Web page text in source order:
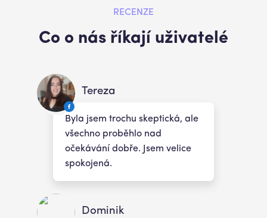
RECENZE
Co o nás říkají uživatelé
Tereza
Byla jsem trochu skeptická, ale
všechno proběhlo nad
očekávání dobře. Jsem velice
spokojená.
Dominik